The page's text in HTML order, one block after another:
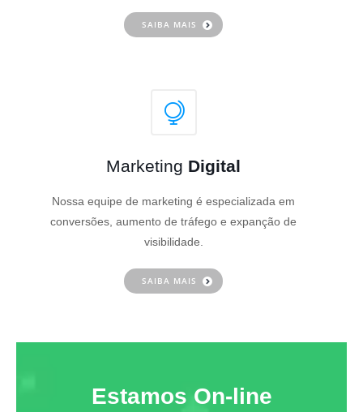
SAIBA MAIS
Marketing Digital
Nossa equipe de marketing é especializada em
conversões, aumento de tráfego e expanção de
visibilidade.
SAIBA MAIS
Estamos On-line